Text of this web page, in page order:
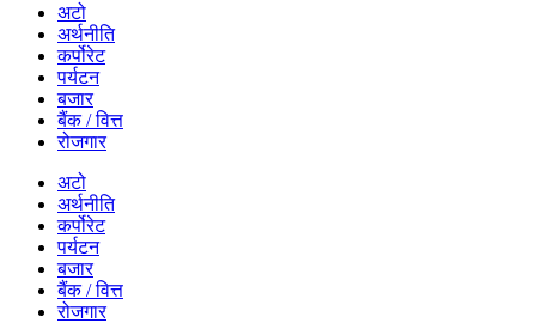
अटो
अर्थनीति
कर्पोरेट
पर्यटन
बजार
बैंक / वित्त
रोजगार
अटो
अर्थनीति
कर्पोरेट
पर्यटन
बजार
बैंक / वित्त
रोजगार